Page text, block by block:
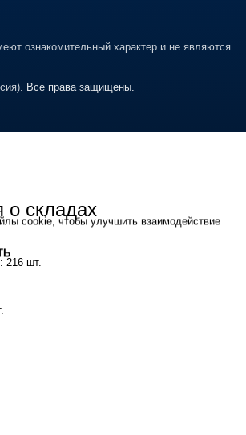
ознакомительный характер и не являются
Все права защищены.
cookie, чтобы улучшить взаимодействие
складах
: 216 шт.